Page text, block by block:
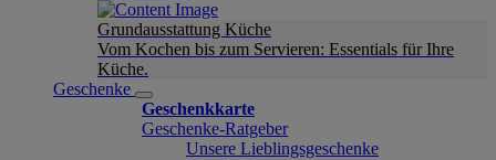
Grundausstattung Küche
Vom Kochen bis zum Servieren: Essentials für Ihre
Küche.
Geschenke
Geschenkkarte
Geschenke-Ratgeber
Unsere Lieblingsgeschenke